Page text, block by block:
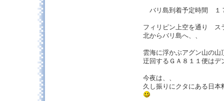
バリ島到着予定時間 １
フィリピン上空を通り ス
北からバリ島へ、、
雲海に浮かぶアグン山の
迂回するＧＡ８１１便はデ
今夜は、、
久し振りにクタにある日